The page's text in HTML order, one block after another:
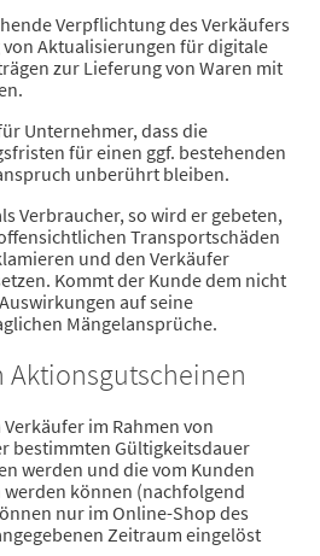
Verpflichtung des Verkäufers
Aktualisierungen für digitale
zur Lieferung von Waren mit
Unternehmer, dass die
für einen ggf. bestehenden
unberührt bleiben.
Verbraucher, so wird er gebeten,
Transportschäden
und den Verkäufer
Kommt der Kunde dem nicht
auf seine
Mängelansprüche.
Aktionsgutscheinen
im Rahmen von
bestimmten Gültigkeitsdauer
werden und die vom Kunden
können (nachfolgend
nur im Online-Shop des
Zeitraum eingelöst